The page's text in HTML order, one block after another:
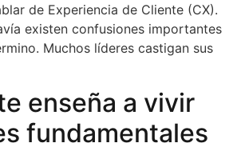
de Experiencia de Cliente (CX).
existen confusiones importantes
Muchos líderes castigan sus
enseña a vivir
fundamentales